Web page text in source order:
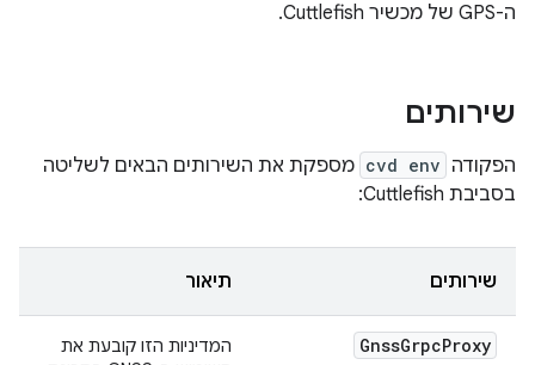
ה-GPS של מכשיר Cuttlefish.
שירותים
הפקודה cvd env מספקת את השירותים הבאים לשליטה
בסביבת Cuttlefish:
שירותים תיאור
GnssGrpcProxy
המדיניות הזו קובעת את